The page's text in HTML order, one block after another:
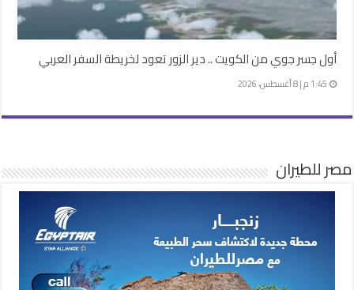
أول جسر جوي من الكويت .. دير الزور تعود لخريطة السفر العربي
1:45 م | 8 أغسطس، 2026
مصر للطيران